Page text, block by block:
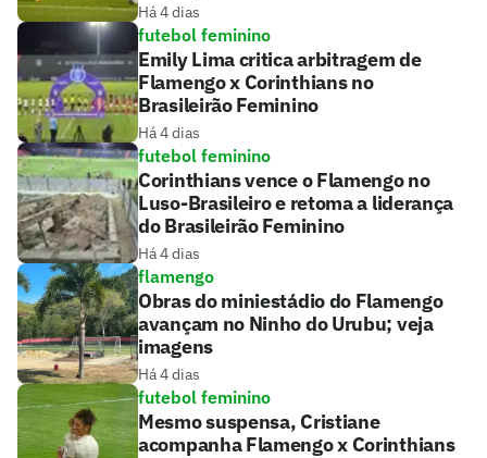
Há 4 dias
futebol feminino
Emily Lima critica arbitragem de
Flamengo x Corinthians no
Brasileirão Feminino
Há 4 dias
futebol feminino
Corinthians vence o Flamengo no
Luso-Brasileiro e retoma a liderança
do Brasileirão Feminino
Há 4 dias
flamengo
Obras do miniestádio do Flamengo
avançam no Ninho do Urubu; veja
imagens
Há 4 dias
futebol feminino
Mesmo suspensa, Cristiane
acompanha Flamengo x Corinthians